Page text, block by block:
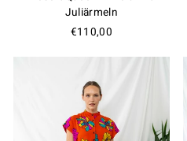
Juliärmeln
€110,00